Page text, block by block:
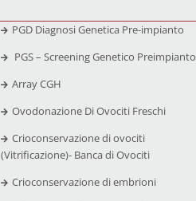
PGD Diagnosi Genetica Pre-impianto
PGS – Screening Genetico Preimpianto
Array CGH
Ovodonazione Di Ovociti Freschi
Crioconservazione di ovociti
(Vitrificazione)- Banca di Ovociti
Crioconservazione di embrioni